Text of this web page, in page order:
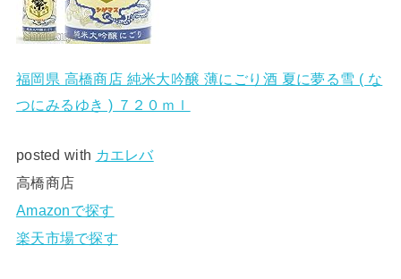
福岡県 高橋商店 純米大吟醸 薄にごり酒 夏に夢る雪 ( な
つにみるゆき ) ７２０ｍｌ
posted with カエレバ
高橋商店
Amazonで探す
楽天市場で探す